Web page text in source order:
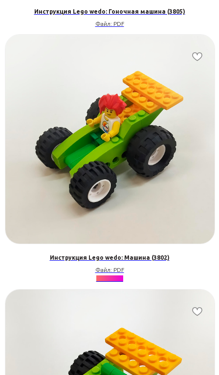
Инструкция Lego wedo: Гоночная машина (3805)
Файл: PDF
Инструкция Lego wedo: Машина (3802)
Файл: PDF